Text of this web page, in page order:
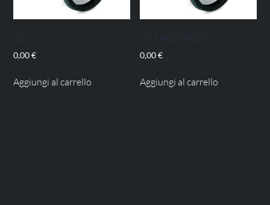
VS
0,00€
Aggiungi al carrello
VS 3 POSITIONS
0,00€
Aggiungi al carrello